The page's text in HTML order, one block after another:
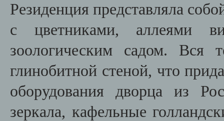
Резиденция представляла
с цветниками, аллеями
зоологическим садом. Вся
глинобитной стеной, что
оборудования дворца из
зеркала, кафельные